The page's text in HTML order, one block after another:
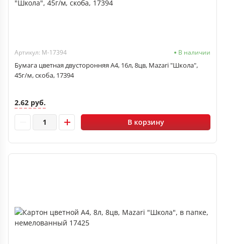
Артикул: M-17394 В наличии
Бумага цветная двусторонняя А4, 16л, 8цв, Mazari "Школа",
45г/м, скоба, 17394
2.62 руб.
В корзину